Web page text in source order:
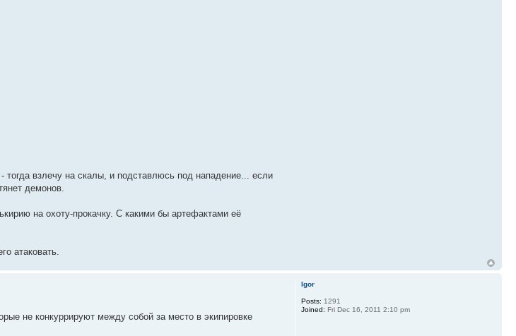
взлечу на скалы, и подставлюсь под нападение... если
демонов.
на охоту-прокачку. С какими бы артефактами её
атаковать.
не конкуррируют между собой за место в экипировке
Igor
Posts: 1291
Joined: Fri Dec 16, 2011 2:10 pm